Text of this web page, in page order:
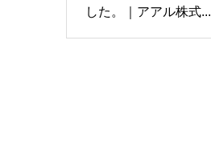
した。｜アアル株式...